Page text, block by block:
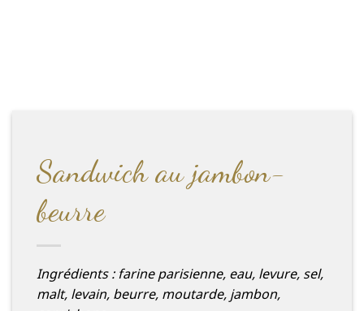
Sandwich au jambon-
beurre
Ingrédients : farine parisienne, eau, levure, sel,
malt, levain, beurre, moutarde, jambon,